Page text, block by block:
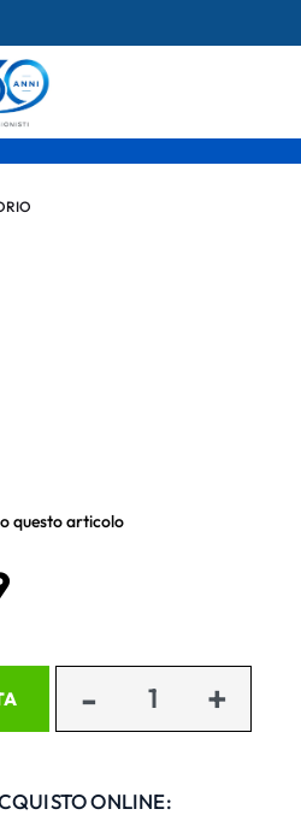
questo articolo
ONLINE: